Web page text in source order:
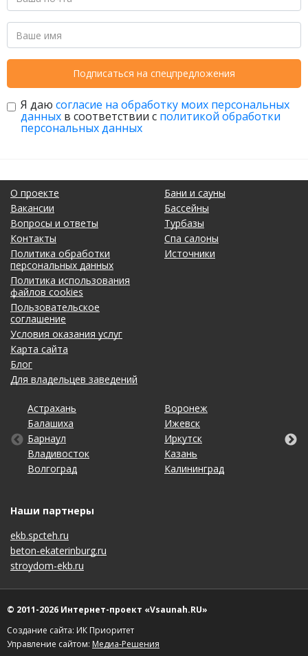
Подписаться на спецпредложения
Я даю согласие на обработку моих персональных
данных в соответствии с политикой обработки
персональных данных
О проекте
Вакансии
Вопросы и ответы
Контакты
Политика обработки
персональных данных
Политика использования
файлов cookies
Пользовательское
соглашение
Условия оказания услуг
Карта сайта
Блог
Для владельцев заведений
Бани и сауны
Бассейны
Турбазы
Спа салоны
Источники
Астрахань
Балашиха
Барнаул
Владивосток
Волгоград
Воронеж
Ижевск
Иркутск
Казань
Калининград
Кемерово
Киров
Краснодар
Красноярск
Липецк
Махачкала
Москва
Набережные Челны
Нижний Новгород
Новосибирск
Омск
Оренбург
Пенза
Пермь
Ростов-на-Дону
Рязань
Самара
Санкт-Петербург
Саратов
Ставрополь
Тольятти
Томск
Тула
Тюмень
Ульяновск
Уфа
Хабаровск
Чебоксары
Челябинск
Ярославль
Наши партнеры
ekb.spcteh.ru
beton-ekaterinburg.ru
stroydom-ekb.ru
© 2011-2026 Интернет-проект «Vsaunah.RU»
Создание сайта: ИК Приоритет
Управление сайтом: Медиа-Решения